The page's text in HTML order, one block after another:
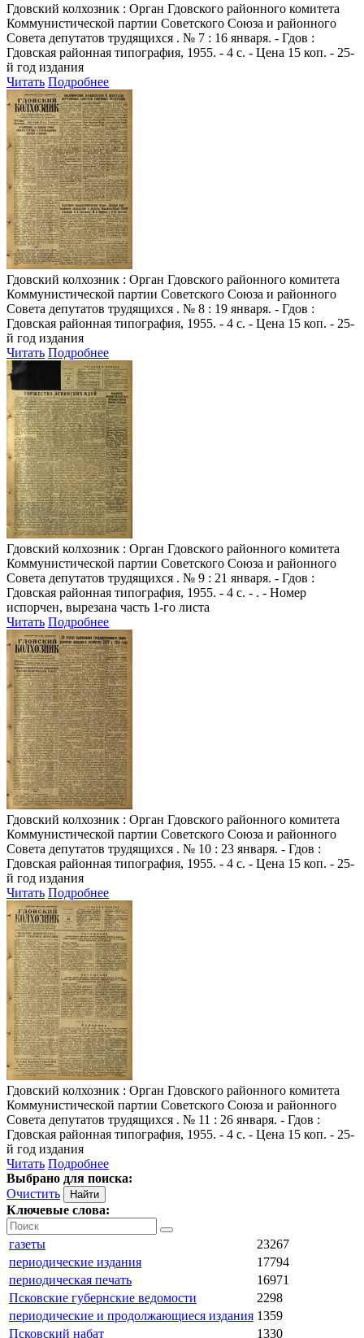
Гдовский колхозник : Орган Гдовского районного комитета
Коммунистической партии Советского Союза и районного
Совета депутатов трудящихся . № 7 : 16 января. - Гдов :
Гдовская районная типография, 1955. - 4 с. - Цена 15 коп. - 25-
й год издания
Читать Подробнее
Гдовский колхозник : Орган Гдовского районного комитета
Коммунистической партии Советского Союза и районного
Совета депутатов трудящихся . № 8 : 19 января. - Гдов :
Гдовская районная типография, 1955. - 4 с. - Цена 15 коп. - 25-
й год издания
Читать Подробнее
Гдовский колхозник : Орган Гдовского районного комитета
Коммунистической партии Советского Союза и районного
Совета депутатов трудящихся . № 9 : 21 января. - Гдов :
Гдовская районная типография, 1955. - 4 с. - . - Номер
испорчен, вырезана часть 1-го листа
Читать Подробнее
Гдовский колхозник : Орган Гдовского районного комитета
Коммунистической партии Советского Союза и районного
Совета депутатов трудящихся . № 10 : 23 января. - Гдов :
Гдовская районная типография, 1955. - 4 с. - Цена 15 коп. - 25-
й год издания
Читать Подробнее
Гдовский колхозник : Орган Гдовского районного комитета
Коммунистической партии Советского Союза и районного
Совета депутатов трудящихся . № 11 : 26 января. - Гдов :
Гдовская районная типография, 1955. - 4 с. - Цена 15 коп. - 25-
й год издания
Читать Подробнее
Выбрано для поиска:
Очистить
Ключевые слова:
газеты
23267
периодические издания
17794
периодическая печать
16971
Псковские губернские ведомости
2298
периодические и продолжающиеся издания 1359
Псковский набат
1330